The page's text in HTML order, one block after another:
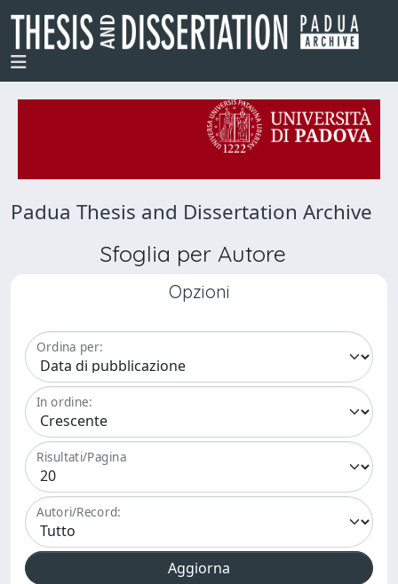
Padua Thesis and Dissertation Archive
Sfoglia per Autore
Opzioni
Ordina per:
In ordine:
Risultati/Pagina
Autori/Record: